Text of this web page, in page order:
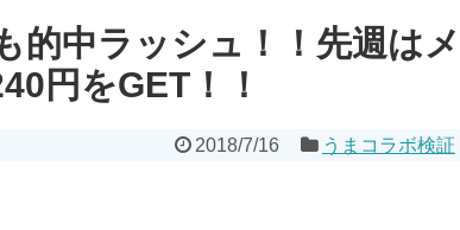
的中ラッシュ！！先週はメ
円をGET！！
2018/7/16 うまコラボ検証